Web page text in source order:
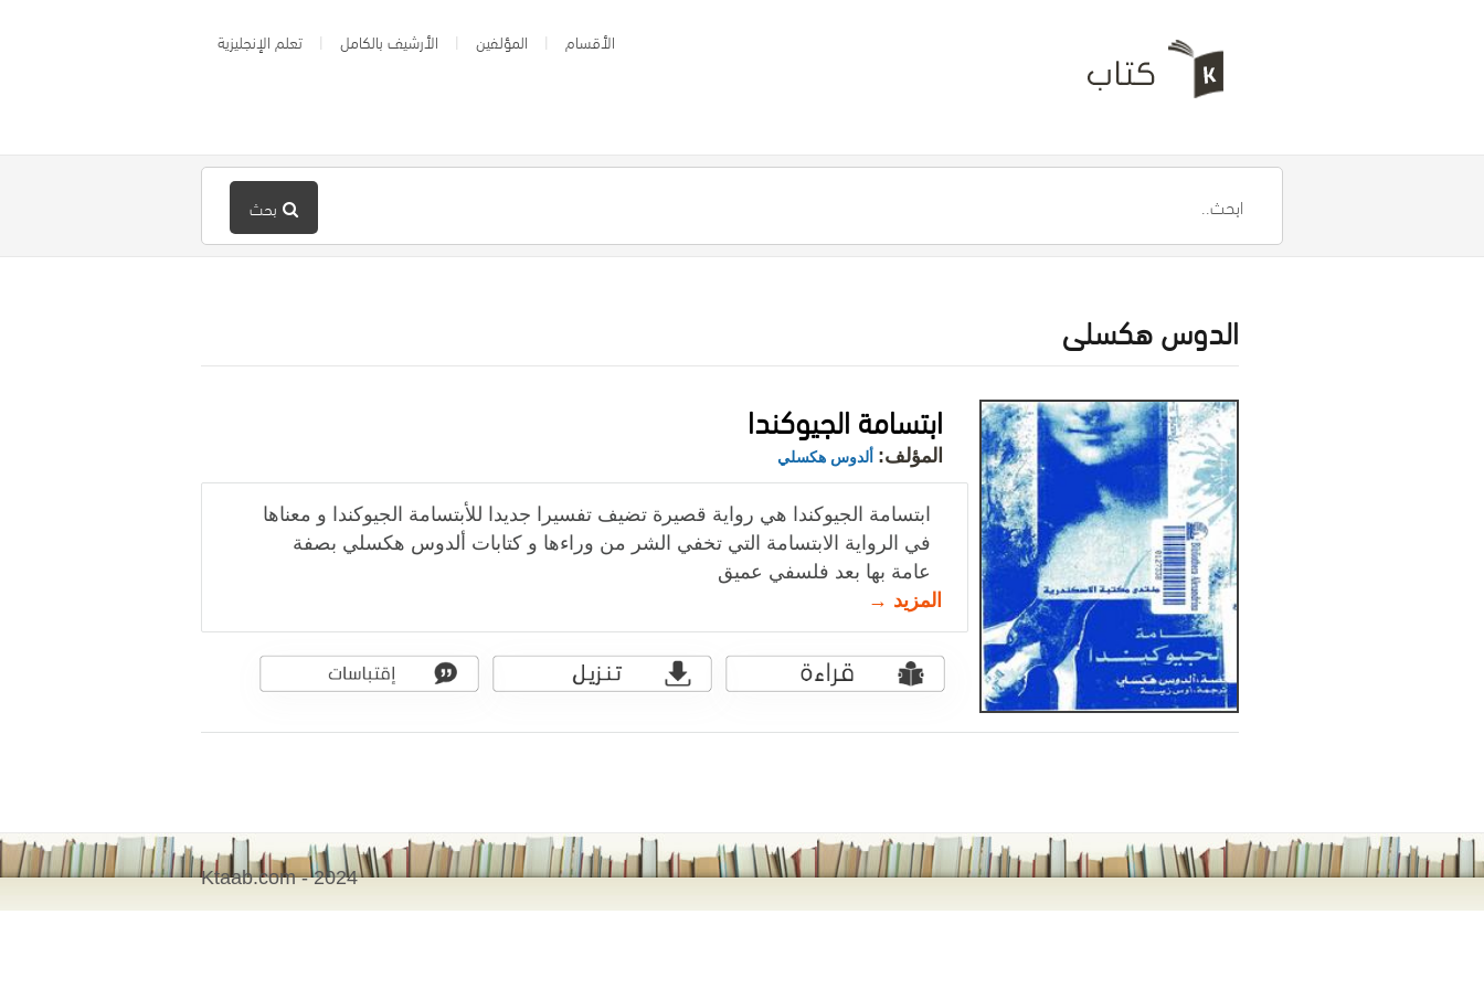
الأقسام المؤلفين الأرشيف بالكامل تعلم الإنجليزية
بحث
الدوس هكسلى
ابتسامة الجيوكندا
المؤلف: ألدوس هكسلي
ابتسامة الجيوكندا هي رواية قصيرة تضيف تفسيرا جديدا للأبتسامة الجيوكندا و معناها
في الرواية الابتسامة التي تخفي الشر من وراءها و كتابات ألدوس هكسلي بصفة
عامة بها بعد فلسفي عميق
المزيد →
Ktaab.com - 2024